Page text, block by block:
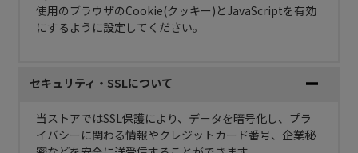
使用のブラウザのCookie(クッキー)とJavaScriptを有効
にするように設定してください。
セキュリティ・SSLについて
当ストアではSSL保護により、データを暗号化し、プラ
イバシーに関わる情報やクレジットカード番号、企業秘